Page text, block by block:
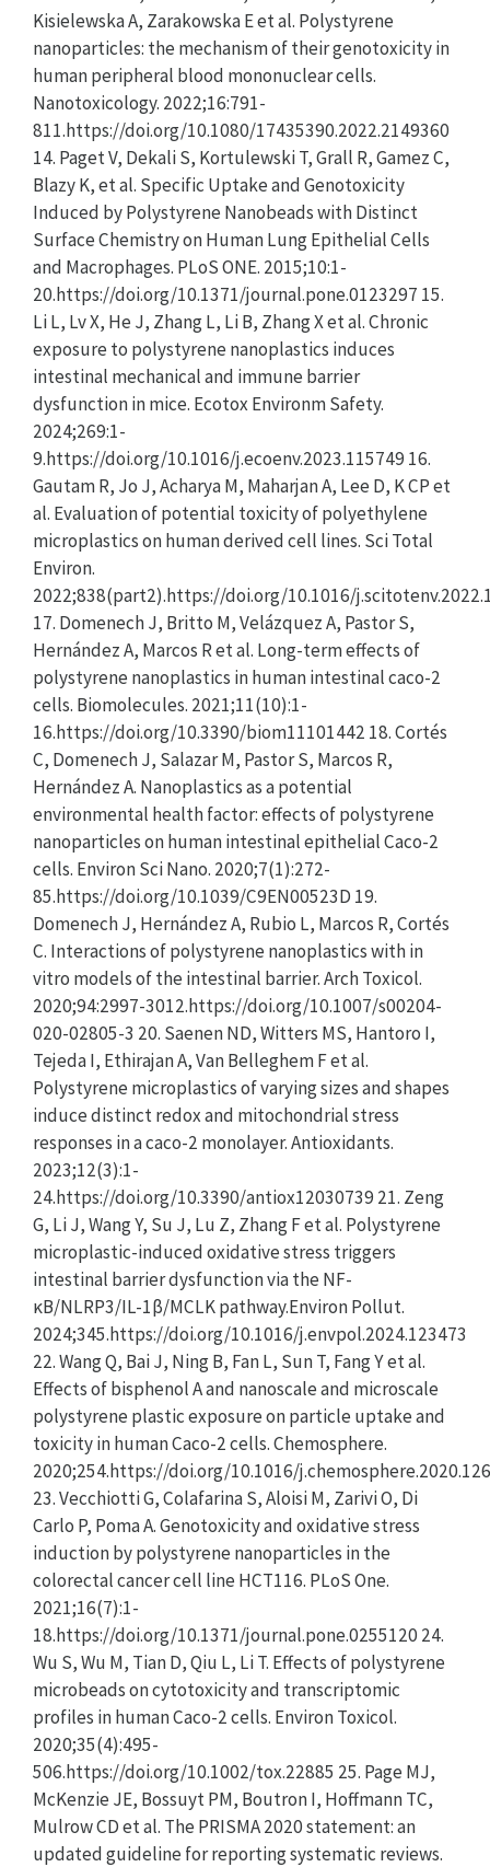
Kisielewska A, Zarakowska E et al. Polystyrene
nanoparticles: the mechanism of their genotoxicity in
human peripheral blood mononuclear cells.
Nanotoxicology. 2022;16:791-
811.https://doi.org/10.1080/17435390.2022.2149360
14. Paget V, Dekali S, Kortulewski T, Grall R, Gamez C,
Blazy K, et al. Specific Uptake and Genotoxicity
Induced by Polystyrene Nanobeads with Distinct
Surface Chemistry on Human Lung Epithelial Cells
and Macrophages. PLoS ONE. 2015;10:1-
20.https://doi.org/10.1371/journal.pone.0123297 15.
Li L, Lv X, He J, Zhang L, Li B, Zhang X et al. Chronic
exposure to polystyrene nanoplastics induces
intestinal mechanical and immune barrier
dysfunction in mice. Ecotox Environm Safety.
2024;269:1-
9.https://doi.org/10.1016/j.ecoenv.2023.115749 16.
Gautam R, Jo J, Acharya M, Maharjan A, Lee D, K CP et
al. Evaluation of potential toxicity of polyethylene
microplastics on human derived cell lines. Sci Total
Environ.
2022;838(part2).https://doi.org/10.1016/
17. Domenech J, Britto M, Velázquez A, Pastor S,
Hernández A, Marcos R et al. Long-term effects of
polystyrene nanoplastics in human intestinal caco-2
cells. Biomolecules. 2021;11(10):1-
16.https://doi.org/10.3390/biom11101442 18. Cortés
C, Domenech J, Salazar M, Pastor S, Marcos R,
Hernández A. Nanoplastics as a potential
environmental health factor: effects of polystyrene
nanoparticles on human intestinal epithelial Caco-2
cells. Environ Sci Nano. 2020;7(1):272-
85.https://doi.org/10.1039/C9EN00523D 19.
Domenech J, Hernández A, Rubio L, Marcos R, Cortés
C. Interactions of polystyrene nanoplastics with in
vitro models of the intestinal barrier. Arch Toxicol.
2020;94:2997-3012.https://doi.org/10.1007/s00204-
020-02805-3 20. Saenen ND, Witters MS, Hantoro I,
Tejeda I, Ethirajan A, Van Belleghem F et al.
Polystyrene microplastics of varying sizes and shapes
induce distinct redox and mitochondrial stress
responses in a caco-2 monolayer. Antioxidants.
2023;12(3):1-
24.https://doi.org/10.3390/antiox12030739 21. Zeng
G, Li J, Wang Y, Su J, Lu Z, Zhang F et al. Polystyrene
microplastic-induced oxidative stress triggers
intestinal barrier dysfunction via the NF-
κB/NLRP3/IL-1β/MCLK pathway.Environ Pollut.
2024;345.https://doi.org/10.1016/j.envpol.2024.123473
22. Wang Q, Bai J, Ning B, Fan L, Sun T, Fang Y et al.
Effects of bisphenol A and nanoscale and microscale
polystyrene plastic exposure on particle uptake and
toxicity in human Caco-2 cells. Chemosphere.
2020;254.https://doi.org/10.1016/
23. Vecchiotti G, Colafarina S, Aloisi M, Zarivi O, Di
Carlo P, Poma A. Genotoxicity and oxidative stress
induction by polystyrene nanoparticles in the
colorectal cancer cell line HCT116. PLoS One.
2021;16(7):1-
18.https://doi.org/10.1371/journal.pone.0255120 24.
Wu S, Wu M, Tian D, Qiu L, Li T. Effects of polystyrene
microbeads on cytotoxicity and transcriptomic
profiles in human Caco-2 cells. Environ Toxicol.
2020;35(4):495-
506.https://doi.org/10.1002/tox.22885 25. Page MJ,
McKenzie JE, Bossuyt PM, Boutron I, Hoffmann TC,
Mulrow CD et al. The PRISMA 2020 statement: an
updated guideline for reporting systematic reviews.